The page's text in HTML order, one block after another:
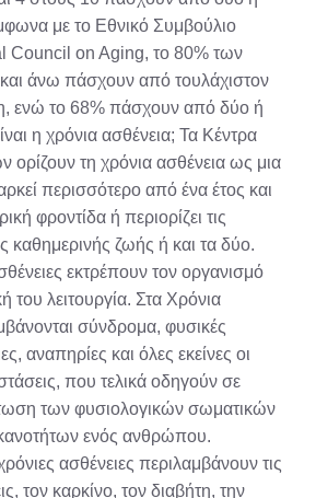
με το Εθνικό Συμβούλιο
Council on Aging, το 80% των
άνω πάσχουν από τουλάχιστον
ενώ το 68% πάσχουν από δύο ή
η χρόνια ασθένεια; Τα Κέντρα
ορίζουν τη χρόνια ασθένεια ως μια
περισσότερο από ένα έτος και
φροντίδα ή περιορίζει τις
καθημερινής ζωής ή και τα δύο.
εκτρέπουν τον οργανισμό
του λειτουργία. Στα Χρόνια
σύνδρομα, φυσικές
αναπηρίες και όλες εκείνες οι
που τελικά οδηγούν σε
των φυσιολογικών σωματικών
ενός ανθρώπου.
ασθένειες περιλαμβάνουν τις
τον καρκίνο, τον διαβήτη, την